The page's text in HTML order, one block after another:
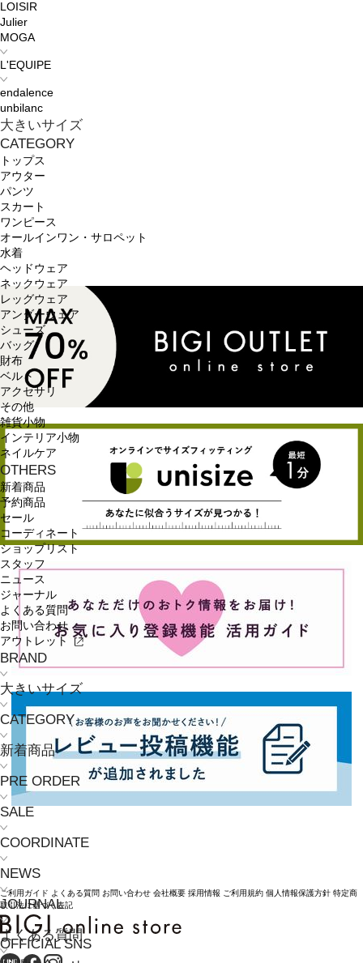
LOISIR
Julier
MOGA
L'EQUIPE
endalence
unbilanc
大きいサイズ
CATEGORY
トップス
アウター
パンツ
スカート
ワンピース
オールインワン・サロペット
水着
ヘッドウェア
ネックウェア
レッグウェア
アンダーウェア
シューズ
バッグ
財布
ベルト
アクセサリ
その他
雑貨小物
インテリア小物
ネイルケア
OTHERS
新着商品
予約商品
セール
コーディネート
ショップリスト
スタッフ
ニュース
ジャーナル
よくある質問
お問い合わせ
アウトレット
BRAND
大きいサイズ
CATEGORY
新着商品
PRE ORDER
SALE
COORDINATE
NEWS
JOURNAL
よくある質問
ご利用ガイド よくある質問 お問い合わせ 会社概要 採用情報 ご利用規約 個人情報保護方針 特定商
取引法に基づく表記
OFFICIAL SNS